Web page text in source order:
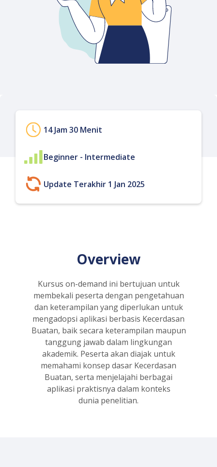
14 Jam 30 Menit
Beginner - Intermediate
Update Terakhir 1 Jan 2025
Overview
Kursus on-demand ini bertujuan untuk
membekali peserta dengan pengetahuan
dan keterampilan yang diperlukan untuk
mengadopsi aplikasi berbasis Kecerdasan
Buatan, baik secara keterampilan maupun
tanggung jawab dalam lingkungan
akademik. Peserta akan diajak untuk
memahami konsep dasar Kecerdasan
Buatan, serta menjelajahi berbagai
aplikasi praktisnya dalam konteks
dunia penelitian.